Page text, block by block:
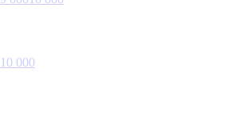
10 000